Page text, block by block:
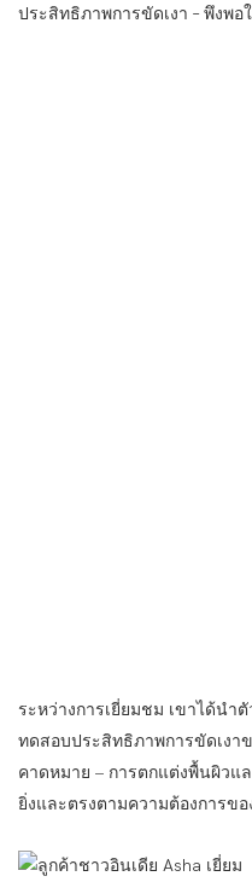
ระหว่างการเยี่ยมชม เขาได้นำ
ทดสอบประสิทธิภาพการขัดเงา
คาดหมาย – การตกแต่งพื้นผิว
ยิ่งและตรงตามความต้องการข